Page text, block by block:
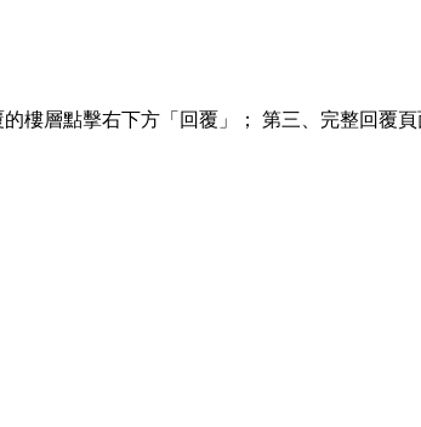
樓層點擊右下方「回覆」； 第三、完整回覆